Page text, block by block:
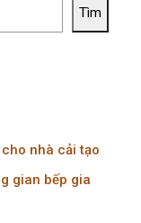
Tìm
nhà cải tạo
gian bếp gia